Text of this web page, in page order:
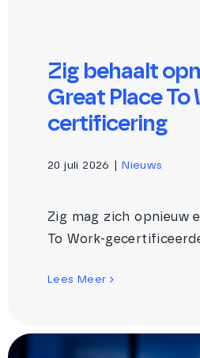
Zig behaalt
Great Place To
certificering
20 juli 2026 Nieuws
Zig mag zich opnieuw
To Work-
Lees Meer